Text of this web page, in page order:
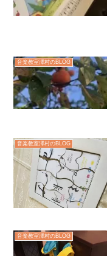
音楽教室澤村のBLOG
音楽教室澤村のBLOG
音楽教室澤村のBLOG